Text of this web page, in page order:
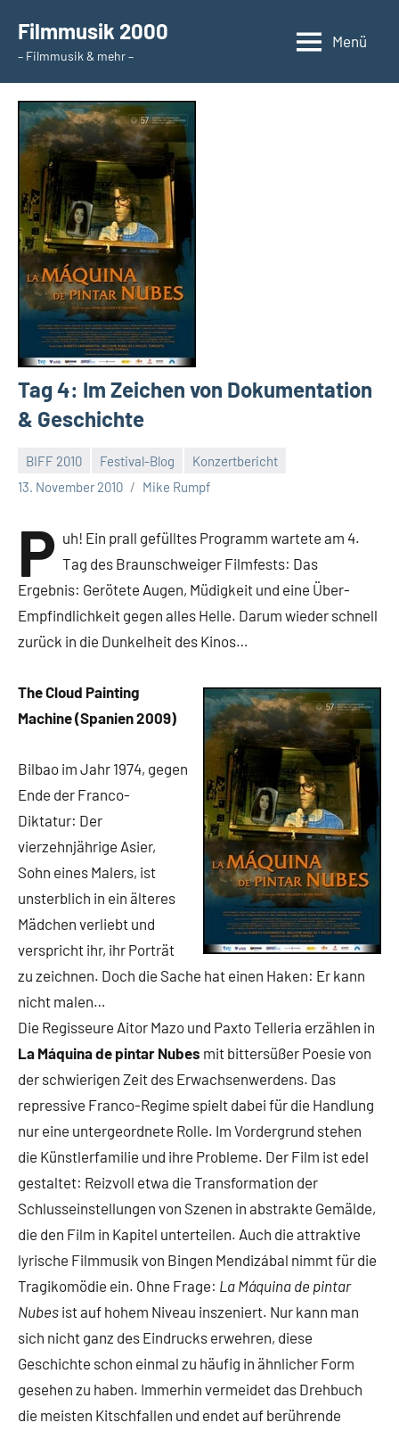
Inhalt
springen
Filmmusik 2000
– Filmmusik & mehr –
Menü
Tag 4: Im Zeichen von Dokumentation
& Geschichte
BIFF 2010 Festival-Blog
Konzertbericht
13. November 2010
Mike Rumpf
P uh! Ein prall gefülltes Programm wartete am 4.
Tag des Braunschweiger Filmfests: Das
Ergebnis: Gerötete Augen, Müdigkeit und eine Über-
Empfindlichkeit gegen alles Helle. Darum wieder schnell
zurück in die Dunkelheit des Kinos…
The Cloud Painting
Machine (Spanien 2009)
Bilbao im Jahr 1974, gegen
Ende der Franco-
Diktatur: Der
vierzehnjährige Asier,
Sohn eines Malers, ist
unsterblich in ein älteres
Mädchen verliebt und
verspricht ihr, ihr Porträt
zu zeichnen. Doch die Sache hat einen Haken: Er kann
nicht malen…
Die Regisseure Aitor Mazo und Paxto Telleria erzählen in
La Máquina de pintar Nubes mit bittersüßer Poesie von
der schwierigen Zeit des Erwachsenwerdens. Das
repressive Franco-Regime spielt dabei für die Handlung
nur eine untergeordnete Rolle. Im Vordergrund stehen
die Künstlerfamilie und ihre Probleme. Der Film ist edel
gestaltet: Reizvoll etwa die Transformation der
Schlusseinstellungen von Szenen in abstrakte Gemälde,
die den Film in Kapitel unterteilen. Auch die attraktive
lyrische Filmmusik von Bingen Mendizábal nimmt für die
Tragikomödie ein. Ohne Frage: La Máquina de pintar
Nubes ist auf hohem Niveau inszeniert. Nur kann man
sich nicht ganz des Eindrucks erwehren, diese
Geschichte schon einmal zu häufig in ähnlicher Form
gesehen zu haben. Immerhin vermeidet das Drehbuch
die meisten Kitschfallen und endet auf berührende